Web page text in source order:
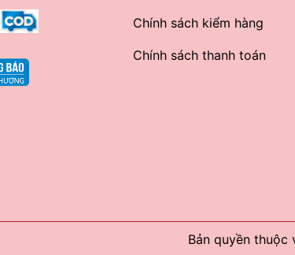
Chính sách kiểm hàng
Chính sách thanh toán
Bản quyền thuộc